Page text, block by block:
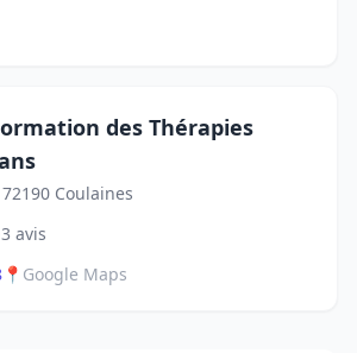
des Thérapies
Coulaines
3 avis
📍 Google Maps